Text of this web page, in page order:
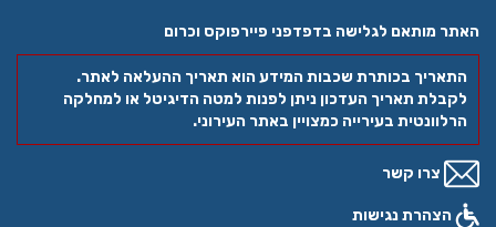
האתר מותאם לגלישה בדפדפני פיירפוקס וכרום
התאריך בכותרת שכבות המידע הוא תאריך ההעלאה לאתר.
לקבלת תאריך העדכון ניתן לפנות למטה הדיגיטל או למחלקה
הרלוונטית בעירייה כמצויין באתר העירוני.
צרו קשר
הצהרת נגישות